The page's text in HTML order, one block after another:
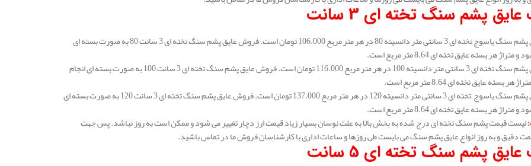
پشم سنگ تخته ای 3 سانت
قیمت عایق پشم سنگ یاسوج تخته ای 3 سانتی متر دانسیته 80 در هر متر مربع 106.000 تومان است. فروش عایق پشم سنگ تخته ای 3 سانت 80 به صورت بسته ای
هر بسته عایق تخته ای 8.64 متر مربع است.
قیمت عایق پشم سنگ تخته ای 3 سانتی متر دانسیته 100 در هر متر مربع 116.000 تومان است. فروش عایق پشم سنگ تخته ای 3 سانت 100 به صورت بسته ای انجام
بسته عایق تخته ای 8.64 متر مربع است.
قیمت عایق پشم سنگ یاسوج تخته ای 3 سانتی متر دانسیته 120 در هر متر مربع 137.000 تومان است. فروش عایق پشم سنگ تخته ای 3 سانت 120 به صورت بسته ای
هر بسته عایق تخته ای 8.64 متر مربع است.
:لیست قیمت پشم سنگ تخته ای درج شده به بخش بالا به علت نوسان بسیار زیاد قیمت ارز دچار تغییر می شود و ممکن است به روز نباشد. پس جهت
دقیق و به روز انواع عایق پشم سنگ می بایست طی روزها و ساعات اداری با کارشناسان فروش ما در تماس باشید.
پشم سنگ تخته ای 5 سانت